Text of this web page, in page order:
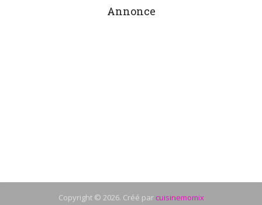
Annonce
Copyright © 2026. Créé par cuisinemomix